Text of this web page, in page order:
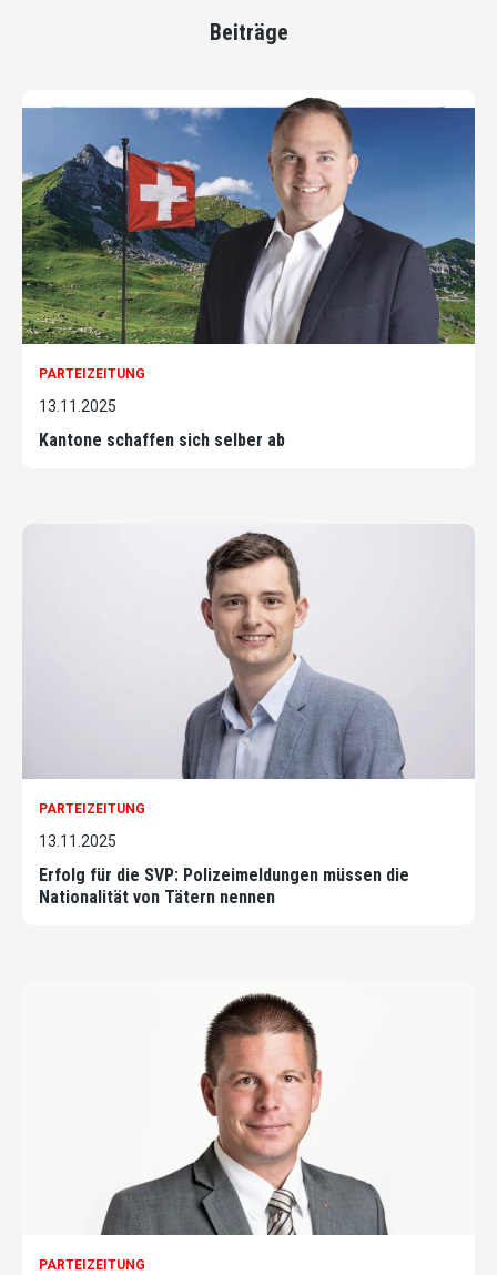
Beiträge
PARTEIZEITUNG
13.11.2025
Kantone schaffen sich selber ab
PARTEIZEITUNG
13.11.2025
Erfolg für die SVP: Polizeimeldungen müssen die
Nationalität von Tätern nennen
PARTEIZEITUNG